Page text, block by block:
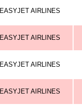
EASYJET AIRLINES
EASYJET AIRLINES
EASYJET AIRLINES
EASYJET AIRLINES